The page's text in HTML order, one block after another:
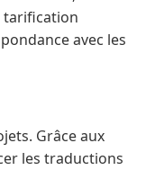
tarification
avec les
Grâce aux
les traductions